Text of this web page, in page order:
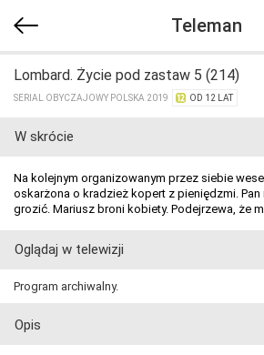
Teleman
Lombard. Życie pod zastaw 5 (214)
SERIAL OBYCZAJOWY POLSKA 2019 OD 12 LAT
W skrócie
Na kolejnym organizowanym przez siebie
oskarżona o kradzież kopert z pieniędzmi. Pan
grozić. Mariusz broni kobiety. Podejrzewa, że
Oglądaj w telewizji
Program archiwalny.
Opis